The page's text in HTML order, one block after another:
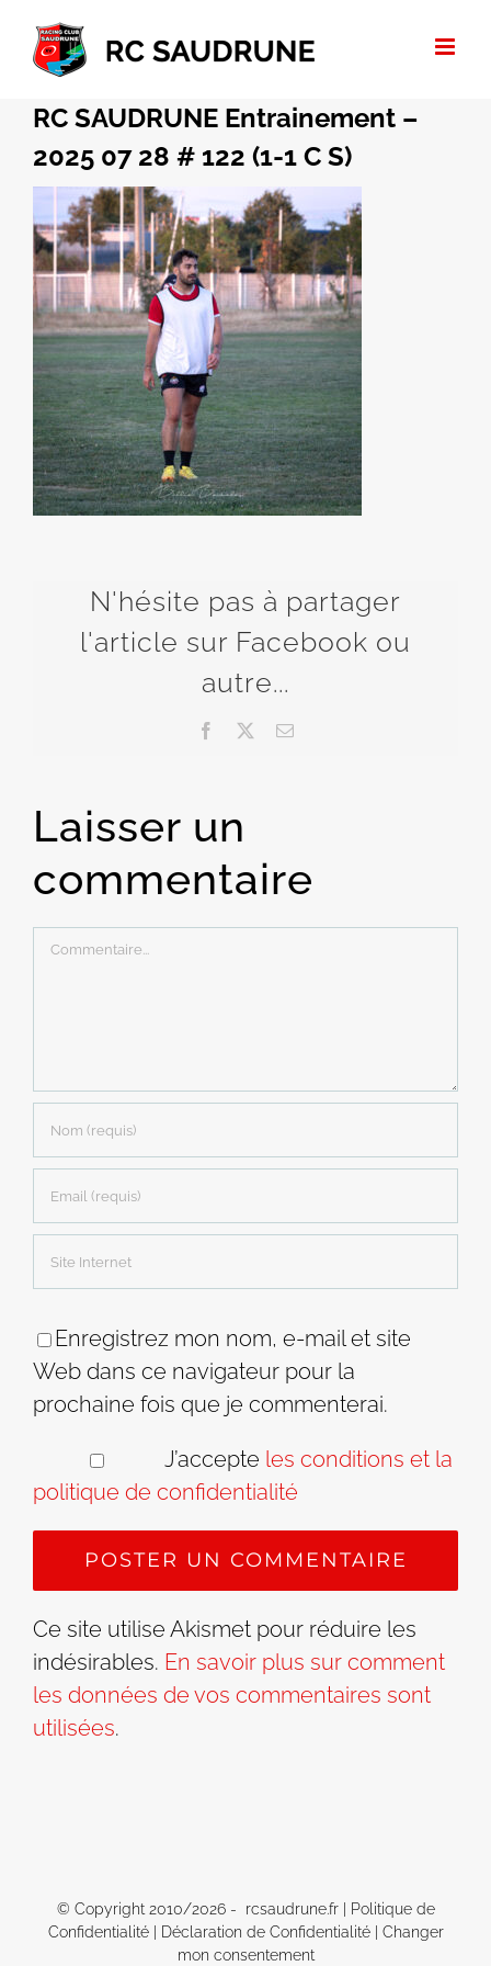
Passer
contenu
RC SAUDRUNE Entrainement –
2025 07 28 # 122 (1-1 C S)
N'hésite pas à partager
l'article sur Facebook ou
autre...
Facebook Email
Laisser un
commentaire
Commentaire
Enregistrez mon nom, e-mail et site
Web dans ce navigateur pour la
prochaine fois que je commenterai.
J’accepte les conditions et la
politique de confidentialité
Ce site utilise Akismet pour réduire les
indésirables. En savoir plus sur comment
les données de vos commentaires sont
utilisées.
© Copyright 2010/2026 - rcsaudrune.fr |
Politique de
Confidentialité| Déclaration de Confidentialité| Changer
mon consentement